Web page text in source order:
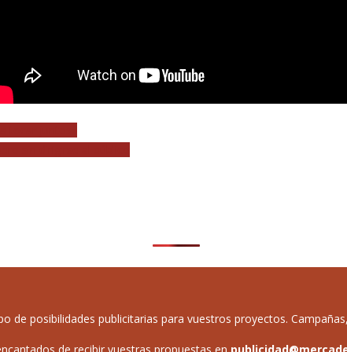
de posibilidades publicitarias para vuestros proyectos.